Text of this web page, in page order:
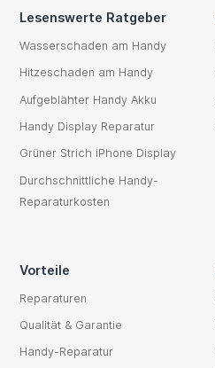
Lesenswerte Ratgeber
Wasserschaden am Handy
Hitzeschaden am Handy
Aufgeblähter Handy Akku
Handy Display Reparatur
Grüner Strich iPhone Display
Durchschnittliche Handy-
Reparaturkosten
Vorteile
Reparaturen
Qualität & Garantie
Handy-Reparatur